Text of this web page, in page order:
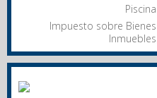
Piscina
Impuesto sobre Bienes
Inmuebles